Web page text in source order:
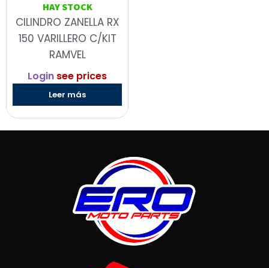
HAY STOCK
CILINDRO ZANELLA RX
150 VARILLERO C/KIT
RAMVEL
Login see prices
Leer más